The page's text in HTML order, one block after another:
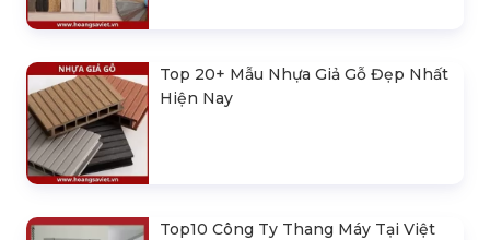
Top 20+ Mẫu Nhựa Giả Gỗ Đẹp Nhất
Hiện Nay
Top10 Công Ty Thang Máy Tại Việt